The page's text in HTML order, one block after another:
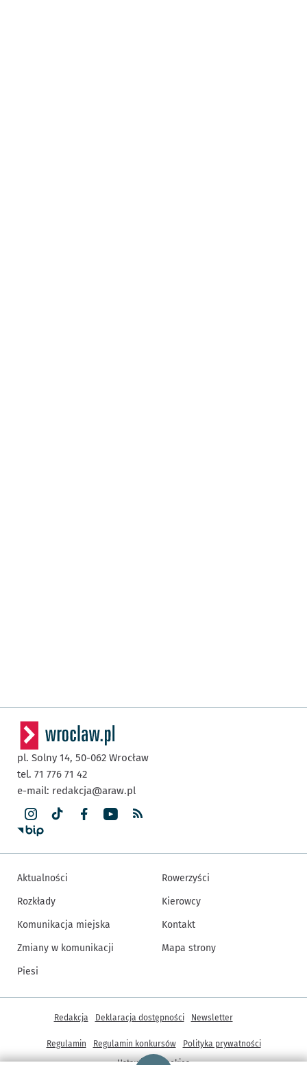
Strona główna - wroclaw.pl
pl. Solny 14, 50-062 Wrocław
tel. 71 776 71 42
e-mail: redakcja@araw.pl
Aktualności
Rozkłady
Komunikacja miejska
Zmiany w komunikacji
Piesi
Rowerzyści
Kierowcy
Kontakt
Mapa strony
Inne informacje
Redakcja Deklaracja dostępności Newsletter
Regulamin Regulamin konkursów
Polityka prywatności
Ustawienia cookies